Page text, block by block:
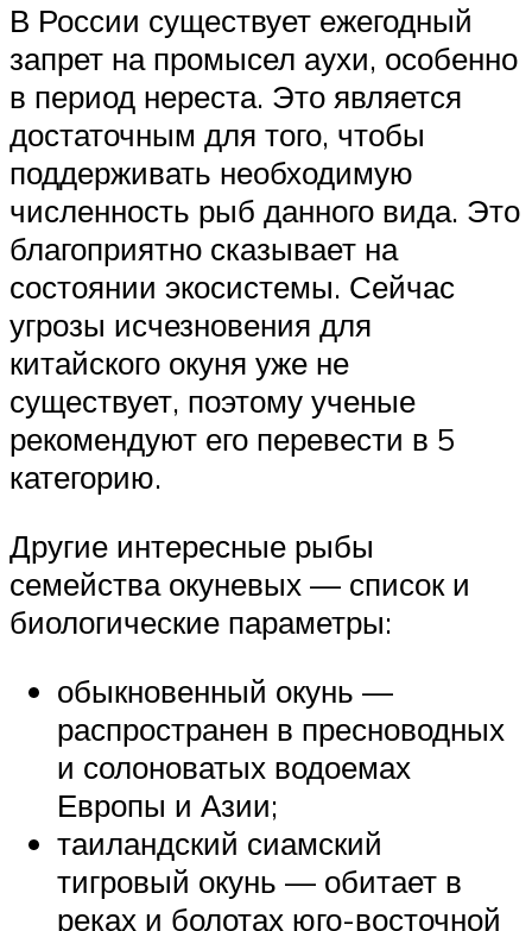
В России существует ежегодный
запрет на промысел аухи, особенно
в период нереста. Это является
достаточным для того, чтобы
поддерживать необходимую
численность рыб данного вида. Это
благоприятно сказывает на
состоянии экосистемы. Сейчас
угрозы исчезновения для
китайского окуня уже не
существует, поэтому ученые
рекомендуют его перевести в 5
категорию.
Другие интересные рыбы
семейства окуневых — список и
биологические параметры:
обыкновенный окунь —
распространен в пресноводных
и солоноватых водоемах
Европы и Азии;
таиландский сиамский
тигровый окунь — обитает в
реках и болотах юго-восточной